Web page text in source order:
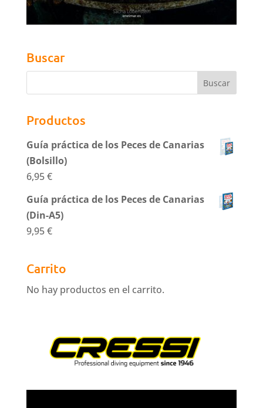
Buscar
Productos
Guía práctica de los Peces de Canarias
(Bolsillo)
6,95€
Guía práctica de los Peces de Canarias
(Din-A5)
9,95€
Carrito
No hay productos en el carrito.